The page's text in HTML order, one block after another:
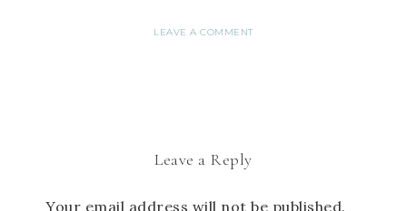
LEAVE A COMMENT
Leave a Reply
Your email address will not be published.